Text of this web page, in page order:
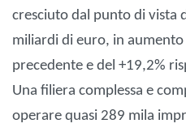
cresciuto dal punto di vista
miliardi di euro, in
precedente e del +19,2%
Una filiera complessa e
operare quasi 289 mila